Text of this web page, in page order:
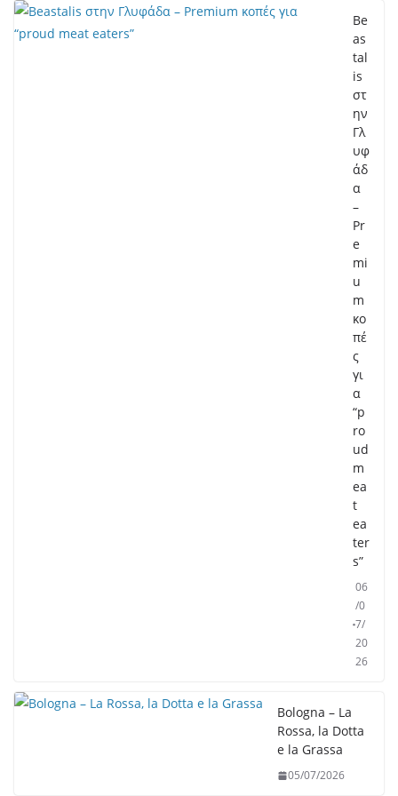
Be
as
tal
is
στ
ην
Γλ
υφ
άδ
α
–
Pr
e
mi
u
m
κο
πέ
ς
γι
α
“p
ro
ud
m
ea
t
ea
ter
s”
06
/0
7/
20
26
Bologna – La
Rossa, la Dotta
e la Grassa
05/07/2026